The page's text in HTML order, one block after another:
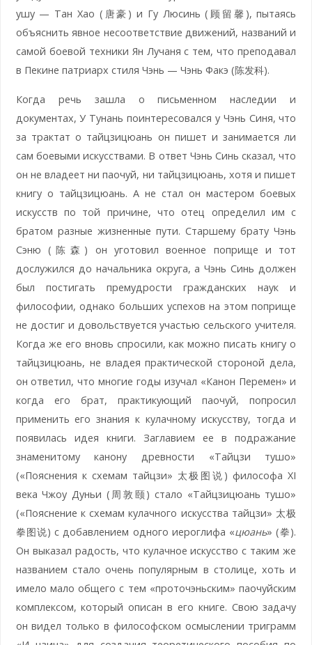
ушу — Тан Хао (唐豪) и Гу Люсинь (顾留馨), пытаясь
объяснить явное несоответствие движений, названий и
самой боевой техники Ян Лучаня с тем, что преподавал
в Пекине патриарх стиля Чэнь — Чэнь Факэ (陈发科).
Когда речь зашла о письменном наследии и
документах, У Тунань поинтересовался у Чэнь Синя, что
за трактат о тайцзицюань он пишет и занимается ли
сам боевыми искусствами. В ответ Чэнь Синь сказал, что
он не владеет ни паочуй, ни тайцзицюань, хотя и пишет
книгу о тайцзицюань. А не стал он мастером боевых
искусств по той причине, что отец определил им с
братом разные жизненные пути. Старшему брату Чэнь
Сэню (陈森) он уготовил военное поприще и тот
дослужился до начальника округа, а Чэнь Синь должен
был постигать премудрости гражданских наук и
философии, однако больших успехов на этом поприще
не достиг и довольствуется участью сельского учителя.
Когда же его вновь спросили, как можно писать книгу о
тайцзицюань, не владея практической стороной дела,
он ответил, что многие годы изучал «Канон Перемен» и
когда его брат, практикующий паочуй, попросил
применить его знания к кулачному искусству, тогда и
появилась идея книги. Заглавием ее в подражание
знаменитому канону древности «Тайцзи тушо»
(«Пояснения к схемам тайцзи» 太极图说) философа XI
века Чжоу Дуньи (周敦颐) стало «Тайцзицюань тушо»
(«Пояснение к схемам кулачного искусства тайцзи» 太极
拳图说) с добавлением одного иероглифа «цюань» (拳).
Он выказал радость, что кулачное искусство с таким же
названием стало очень популярным в столице, хоть и
имело мало общего с тем «проточэньским» паочуйским
комплексом, который описан в его книге. Свою задачу
он видел только в философском осмыслении триграмм